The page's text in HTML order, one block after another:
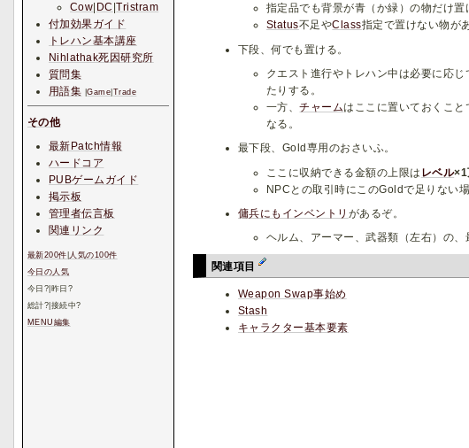
指定品でも背景が青（か緑）の物だけ置
Status不足やClass指定で置けない物が
下段、何でも置ける。
クエスト進行やトレハン中は必要に応じ
たりする。
一方、チャームはここに置いておくこ
なる。
最下段、Gold専用のおさいふ。
ここに収納できる金額の上限は レベル×1
NPCとの取引時にこのGoldで足りない
傭兵にもインベントリ があるぞ。
ヘルム、アーマー、武器類（左右）の、
関連項目
Weapon Swap事始め
Stash
キャラクター基本要素
Cow DC |Tristram
付加効果ガイド
トレハン基本講座
Nihlathak死因研究所
質問集
用語集 |Game Trade
その他
最新Patch情報
ハードコア
PUBゲームガイド
掲示板
管理者伝言板
関連リンク
最新200件 人気の100件
今日の人気
今日 ? |昨日 ?
総計? |接続中?
MENU編集